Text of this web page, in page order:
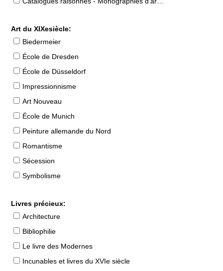
Art du XIXesiècle:
Biedermeier
École de Dresden
École de Düsseldorf
Impressionnisme
Art Nouveau
École de Munich
Peinture allemande du Nord
Romantisme
Sécession
Symbolisme
Livres précieux:
Architecture
Bibliophilie
Le livre des Modernes
Incunables et livres du XVIe siècle